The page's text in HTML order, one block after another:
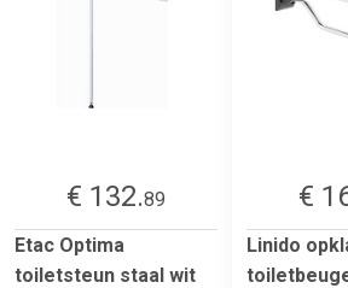
€ 132.89
Etac Optima
toiletsteun staal wit
€
Linido